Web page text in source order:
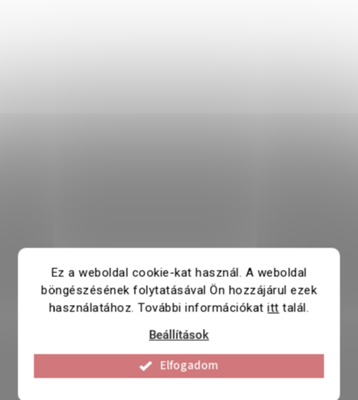
Ez a weboldal cookie-kat használ. A weboldal
böngészésének folytatásával Ön hozzájárul ezek
használatához. További információkatitt talál.
Beállítások
Elfogadom